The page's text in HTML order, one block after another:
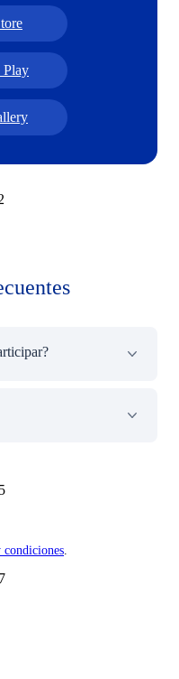
Play
participar.